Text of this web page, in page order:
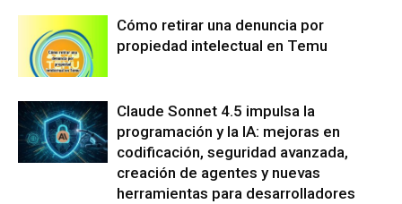
Cómo retirar una denuncia por
propiedad intelectual en Temu
Claude Sonnet 4.5 impulsa la
programación y la IA: mejoras en
codificación, seguridad avanzada,
creación de agentes y nuevas
herramientas para desarrolladores